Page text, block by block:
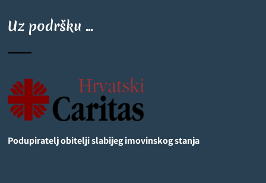
Uz podršku ...
Podupiratelj obitelji slabijeg imovinskog stanja